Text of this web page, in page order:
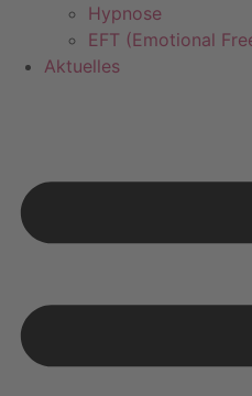
Hypnose
EFT (Emotional
Aktuelles